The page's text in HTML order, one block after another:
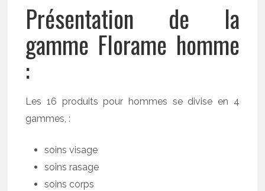
Présentation de la
gamme Florame homme
:
Les 16 produits pour hommes se divise en 4
gammes, :
soins visage
soins rasage
soins corps